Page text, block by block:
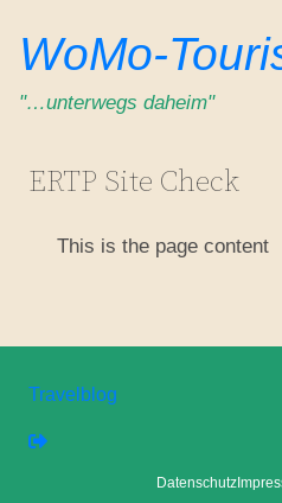
WoMo-
"…unterwegs daheim"
ERTP Site Check
This is the page content
Travelblog
Datenschutz